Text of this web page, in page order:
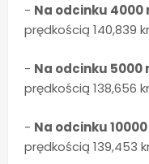
- Na odcinku 4000
prędkością 140,839
- Na odcinku 5000
prędkością 138,656
- Na odcinku
prędkością 139,453